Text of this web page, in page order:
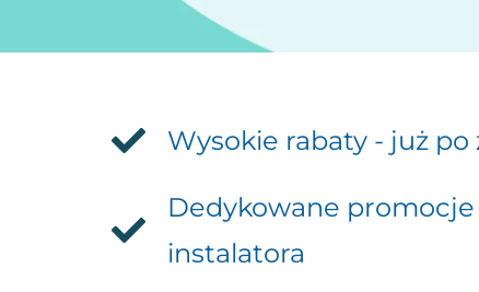
Wysokie rabaty - już po
Dedykowane
instalatora